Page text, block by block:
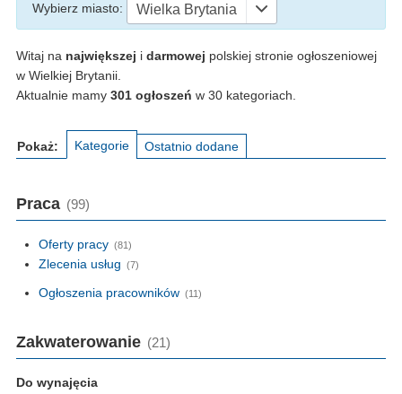
Wybierz miasto: Wielka Brytania
Witaj na największej i darmowej polskiej stronie ogłoszeniowej
w Wielkiej Brytanii.
Aktualnie mamy 301 ogłoszeń w 30 kategoriach.
Pokaż: Kategorie Ostatnio dodane
Praca (99)
Oferty pracy (81)
Zlecenia usług (7)
Ogłoszenia pracowników (11)
Zakwaterowanie (21)
Do wynajęcia